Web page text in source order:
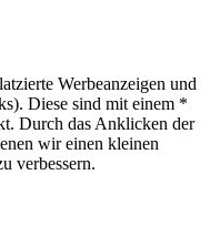
Werbeanzeigen und
Diese sind mit einem *
Durch das Anklicken der
wir einen kleinen
verbessern.